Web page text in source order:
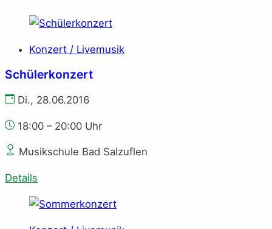
Konzert / Livemusik
Schülerkonzert
Di., 28.06.2016
18:00 – 20:00 Uhr
Musikschule Bad Salzuflen
Details